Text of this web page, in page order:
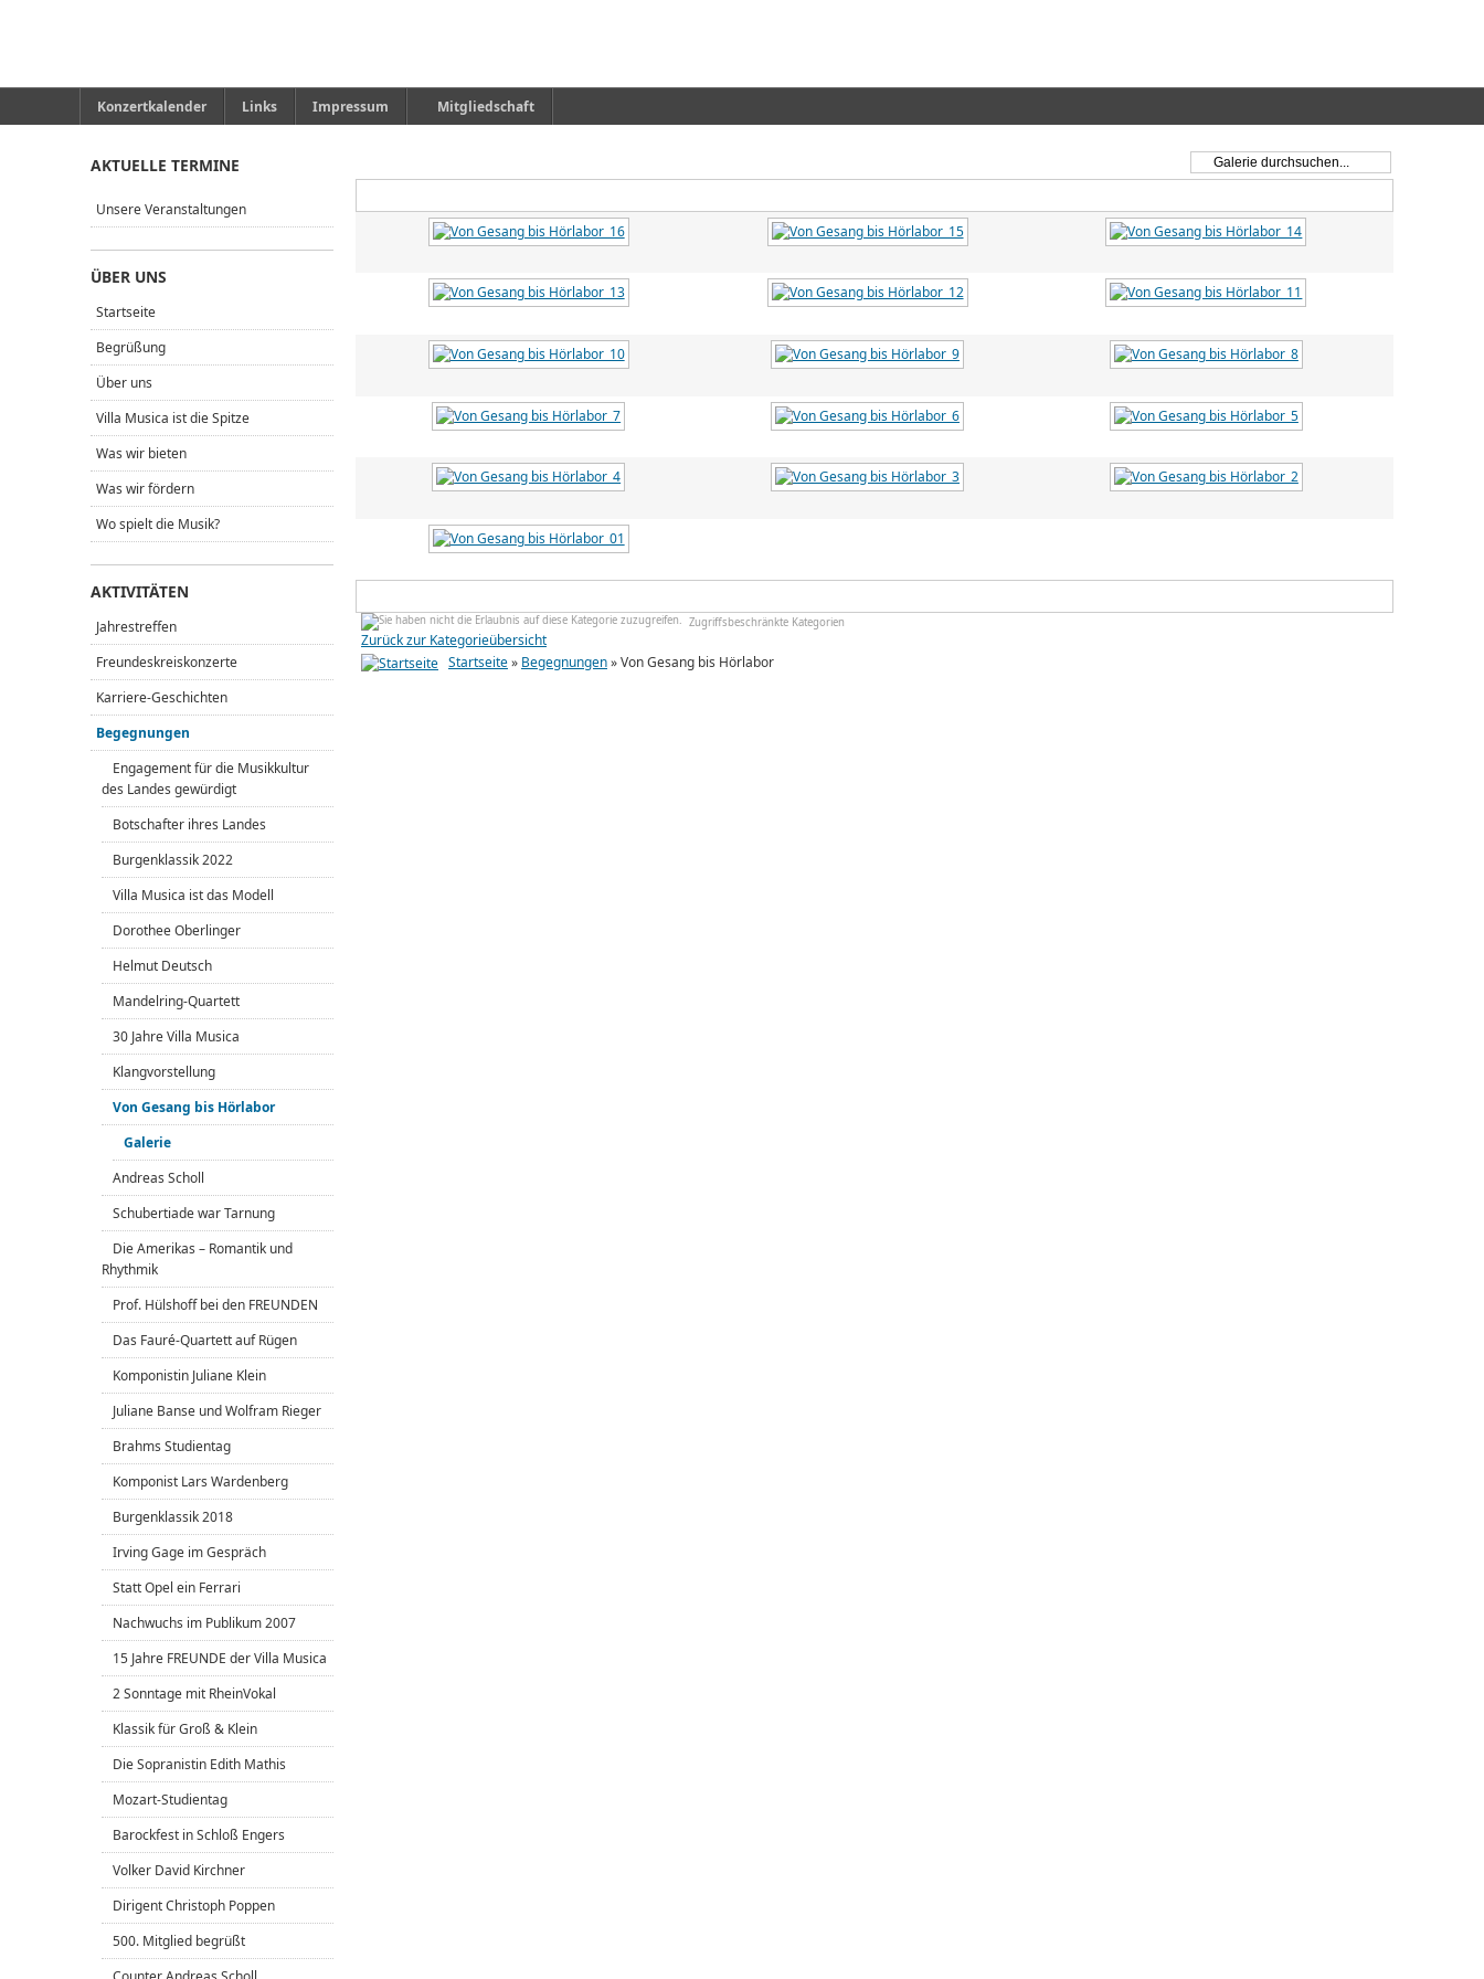
Konzertkalender Links Impressum Mitgliedschaft
Zugriffsbeschränkte Kategorien
Zurück zur Kategorieübersicht
Startseite» Begegnungen» Von Gesang bis Hörlabor
AKTUELLE TERMINE
Unsere Veranstaltungen
ÜBER UNS
Startseite
Begrüßung
Über uns
Villa Musica ist die Spitze
Was wir bieten
Was wir fördern
Wo spielt die Musik?
AKTIVITÄTEN
Jahrestreffen
Freundeskreiskonzerte
Karriere-Geschichten
Begegnungen
Engagement für die Musikkultur
des Landes gewürdigt
Botschafter ihres Landes
Burgenklassik 2022
Villa Musica ist das Modell
Dorothee Oberlinger
Helmut Deutsch
Mandelring-Quartett
30 Jahre Villa Musica
Klangvorstellung
Von Gesang bis Hörlabor
Galerie
Andreas Scholl
Schubertiade war Tarnung
Die Amerikas – Romantik und
Rhythmik
Prof. Hülshoff bei den FREUNDEN
Das Fauré-Quartett auf Rügen
Komponistin Juliane Klein
Juliane Banse und Wolfram Rieger
Brahms Studientag
Komponist Lars Wardenberg
Burgenklassik 2018
Irving Gage im Gespräch
Statt Opel ein Ferrari
Nachwuchs im Publikum 2007
15 Jahre FREUNDE der Villa Musica
2 Sonntage mit RheinVokal
Klassik für Groß & Klein
Die Sopranistin Edith Mathis
Mozart-Studientag
Barockfest in Schloß Engers
Volker David Kirchner
Dirigent Christoph Poppen
500. Mitglied begrüßt